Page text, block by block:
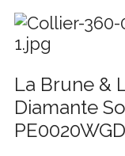
La Brune &
Diamante